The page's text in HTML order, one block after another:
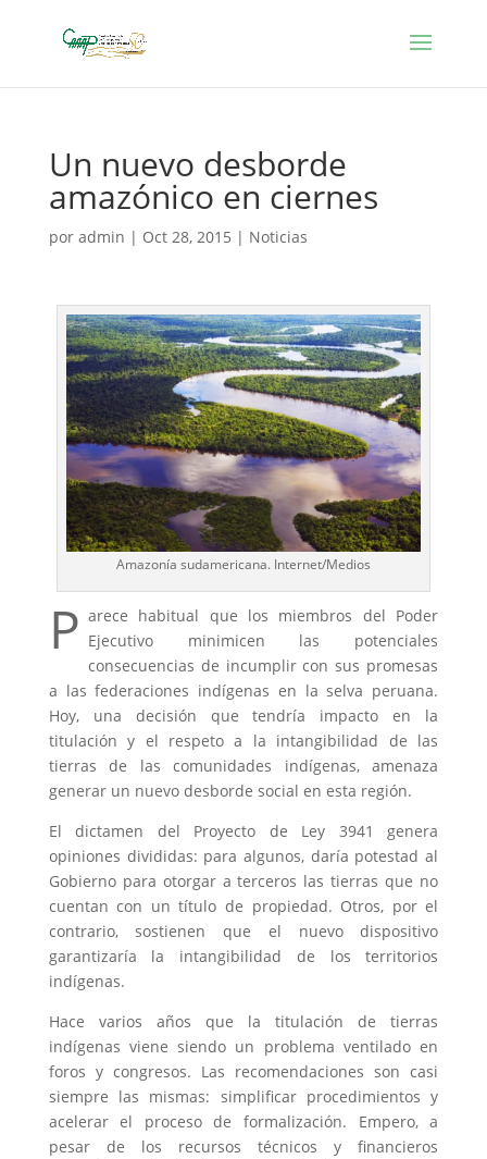
Un nuevo desborde
amazónico en ciernes
por admin | Oct 28, 2015 | Noticias
Amazonía sudamericana. Internet/Medios
P arece habitual que los miembros del Poder
Ejecutivo minimicen las potenciales
consecuencias de incumplir con sus promesas
a las federaciones indígenas en la selva peruana.
Hoy, una decisión que tendría impacto en la
titulación y el respeto a la intangibilidad de las
tierras de las comunidades indígenas, amenaza
generar un nuevo desborde social en esta región.
El dictamen del Proyecto de Ley 3941 genera
opiniones divididas: para algunos, daría potestad al
Gobierno para otorgar a terceros las tierras que no
cuentan con un título de propiedad. Otros, por el
contrario, sostienen que el nuevo dispositivo
garantizaría la intangibilidad de los territorios
indígenas.
Hace varios años que la titulación de tierras
indígenas viene siendo un problema ventilado en
foros y congresos. Las recomendaciones son casi
siempre las mismas: simplificar procedimientos y
acelerar el proceso de formalización. Empero, a
pesar de los recursos técnicos y financieros